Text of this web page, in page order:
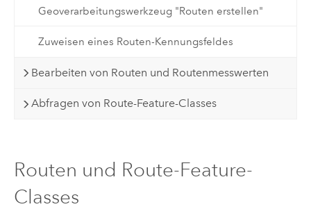
Geoverarbeitungswerkzeug "Routen erstellen"
Zuweisen eines Routen-Kennungsfeldes
Bearbeiten von Routen und Routenmesswerten
Abfragen von Route-Feature-Classes
Routen und Route-Feature-
Classes